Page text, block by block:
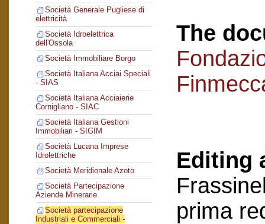
Società Generale Pugliese di
elettricità
Società Idroelettrica
dell'Ossola
Società Immobiliare Borgo
Società Italiana Acciai Speciali
- SIAS
Società Italiana Acciaierie
Cornigliano - SIAC
Società Italiana Gestioni
Immobiliari - SIGIM
Società Lucana Imprese
Idrolettriche
Società Meridionale Azoto
Società Partecipazione
Aziende Minerarie
Società partecipazione
Industriali e Commerciali -
The
Editing
prima